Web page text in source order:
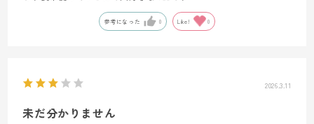
参考になった 0 Like! 0
2026.3.11
未だ分かりません